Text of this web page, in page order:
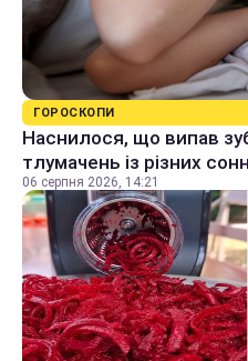
ГОРОСКОПИ
Наснилося, що випав
тлумачень із різних
06 серпня 2026, 14:21